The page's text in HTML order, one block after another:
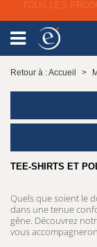
Retour à : Accueil >
TEE-SHIRTS ET
Quels que soient le
dans une tenue
gêne. Découvrez
vous